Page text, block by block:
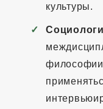
культуры.
философии